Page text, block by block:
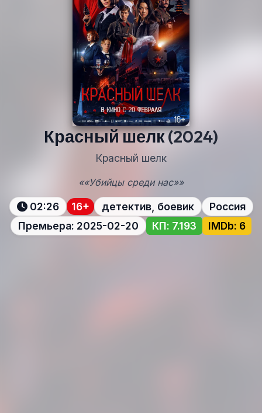
Красный шелк(2024)
Красный шелк
««Убийцы среди нас»»
02:26 16+ детектив, боевик
Россия
Премьера: 2025-02-20
КП: 7.193 IMDb: 6